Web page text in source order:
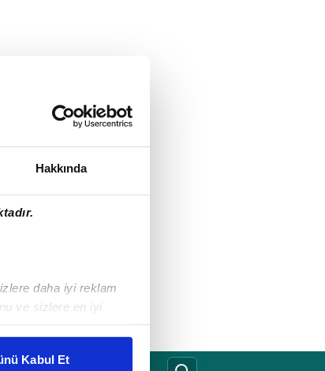
Hakkında
daha iyi reklam
ve sizlere en iyi
Kabul Et